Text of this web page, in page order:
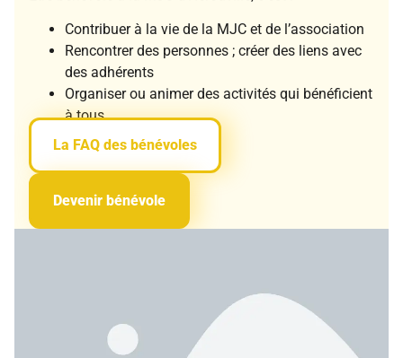
Contribuer à la vie de la MJC et de l’association
Rencontrer des personnes ; créer des liens avec
des adhérents
Organiser ou animer des activités qui bénéficient
à tous.
La FAQ des bénévoles
Devenir bénévole